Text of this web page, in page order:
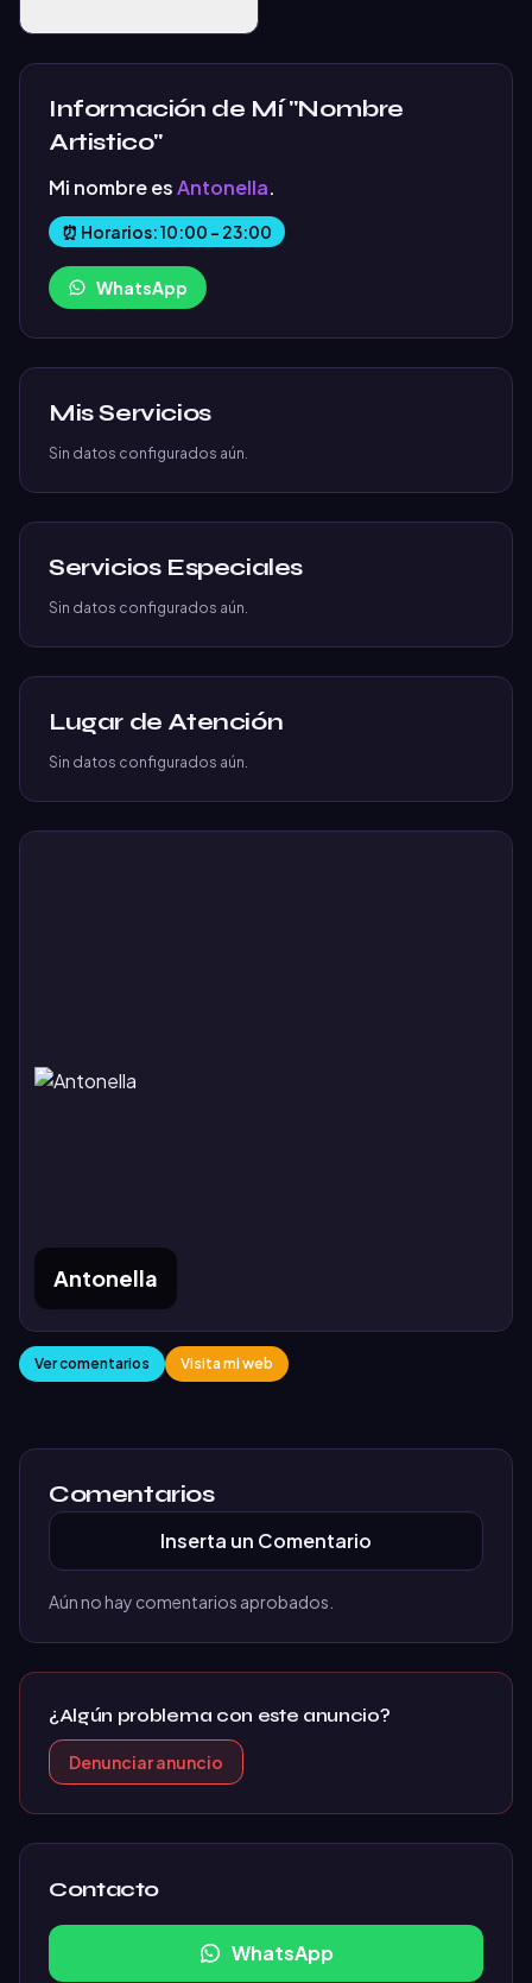
Información de Mí "Nombre
Artistico"
Mi nombre esAntonella.
⏰ Horarios: 10:00 - 23:00
WhatsApp
Mis Servicios
Sin datos configurados aún.
Servicios Especiales
Sin datos configurados aún.
Lugar de Atención
Sin datos configurados aún.
Antonella
Ver comentarios Visita mi web
Comentarios
Inserta un Comentario
Aún no hay comentarios aprobados.
¿Algún problema con este anuncio?
Denunciar anuncio
Contacto
WhatsApp